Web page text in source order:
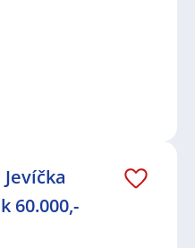
60.000,-